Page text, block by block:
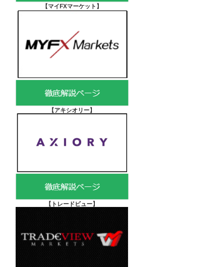
【マイFXマーケット 】
【アキシオリー】
【 トレードビュー】